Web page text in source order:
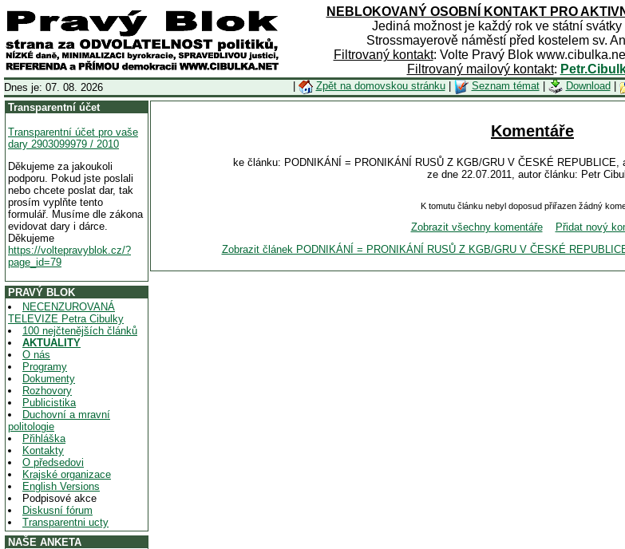
NEBLOKOVANÝ OSOBNÍ KONTAKT PRO
Jediná možnost je každý rok ve státní
Strossmayerově náměstí před kostelem sv.
Filtrovaný kontakt: Volte Pravý Blok
Filtrovaný mailový kontakt:
Dnes je: 07. 08. 2026 Zpět na domovskou stránku| Seznam témat| Download
Transparentní účet
Transparentní účet pro vaše
dary 2903099979 / 2010
Děkujeme za jakoukoli
podporu. Pokud jste poslali
nebo chcete poslat dar, tak
prosím vyplňte tento
formulář. Musíme dle zákona
evidovat dary i dárce.
Děkujeme
https://voltepravyblok.cz/?
page_id=79
PRAVÝ BLOK
NECENZUROVANÁ
TELEVIZE Petra Cibulky
100 nejčtenějších článků
AKTUALITY
O nás
Programy
Dokumenty
Rozhovory
Publicistika
Duchovní a mravní
politologie
Přihláška
Kontakty
O předsedovi
Krajské organizace
English Versions
Podpisové akce
Diskusní fórum
Transparentni ucty
NAŠE ANKETA
Komentáře
ke článku: PODNIKÁNÍ = PRONIKÁNÍ RUSŮ Z KGB/GRU V ČESKÉ
ze dne 22.07.2011, autor článku: Petr
K tomutu článku nebyl doposud přiřazen žádný
Zobrazit všechny komentáře
Přidat nový
Zobrazit článek PODNIKÁNÍ = PRONIKÁNÍ RUSŮ Z KGB/GRU V ČESKÉ